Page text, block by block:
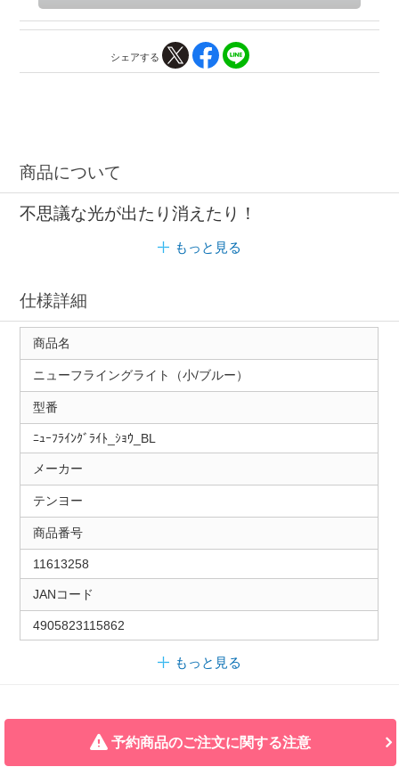
シェアする
商品について
不思議な光が出たり消えたり！
もっと見る
仕様詳細
商品名
ニューフライングライト（小/ブルー）
型番
ﾆｭｰﾌﾗｲﾝｸﾞﾗｲﾄ_ｼｮｳ_BL
メーカー
テンヨー
商品番号
11613258
JANコード
4905823115862
もっと見る
予約商品のご注文に関する注意